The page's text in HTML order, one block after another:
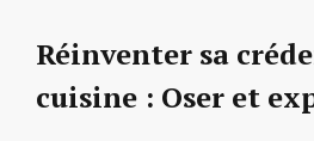
Réinventer sa
cuisine : Oser et